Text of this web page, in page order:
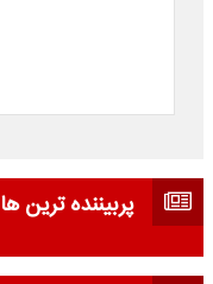
پربیننده ترین ها